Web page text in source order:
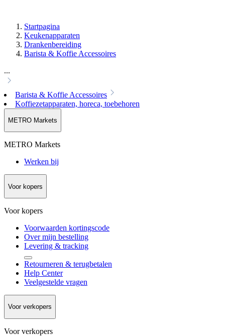
Startpagina
Keukenapparaten
Drankenbereiding
Barista & Koffie Accessoires
...
Barista & Koffie Accessoires
Koffiezetapparaten, horeca, toebehoren
METRO Markets
METRO Markets
Werken bij
Voor kopers
Voor kopers
Voorwaarden kortingscode
Over mijn bestelling
Levering & tracking
Retourneren & terugbetalen
Help Center
Veelgestelde vragen
Voor verkopers
Voor verkopers